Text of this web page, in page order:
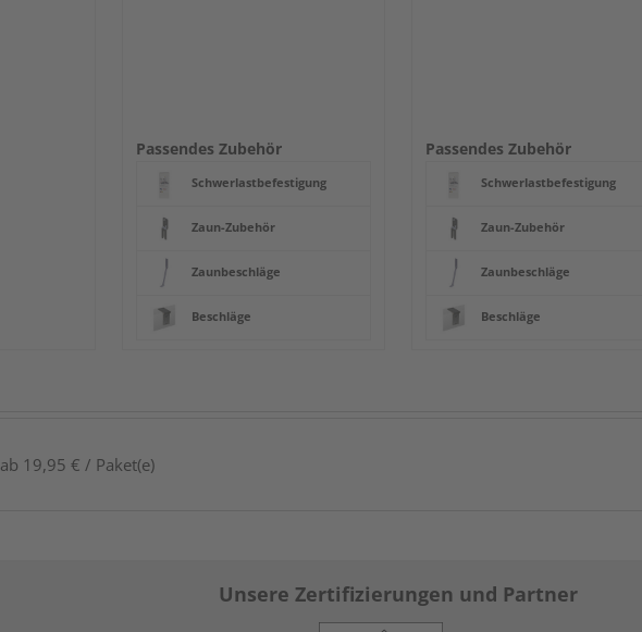
Passendes Zubehör
Schwerlastbefestigung
Zaun-Zubehör
Zaunbeschläge
Beschläge
Passendes Zubehör
Schwerlastbefestigung
Zaun-Zubehör
Zaunbeschläge
Beschläge
ab 19,95 € / Paket(e)
Unsere Zertifizierungen und Partner